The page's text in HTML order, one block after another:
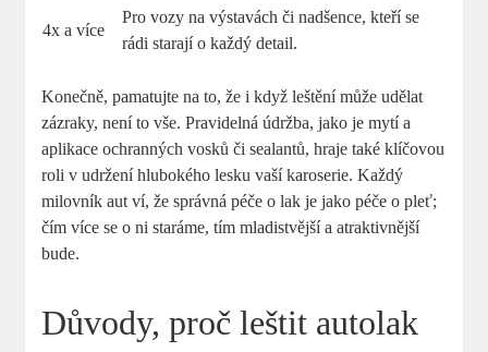
4x a více
Pro vozy na výstavách či nadšence, kteří se
rádi starají o každý detail.
Konečně, pamatujte na to, že i když leštění může udělat
zázraky, není to vše. Pravidelná údržba, jako je mytí a
aplikace ochranných vosků či sealantů, hraje také klíčovou
roli v udržení hlubokého lesku vaší karoserie. Každý
milovník aut ví, že správná péče o lak je jako péče o pleť;
čím více se o ni staráme, tím mladistvější a atraktivnější
bude.
Důvody, proč leštit autolak